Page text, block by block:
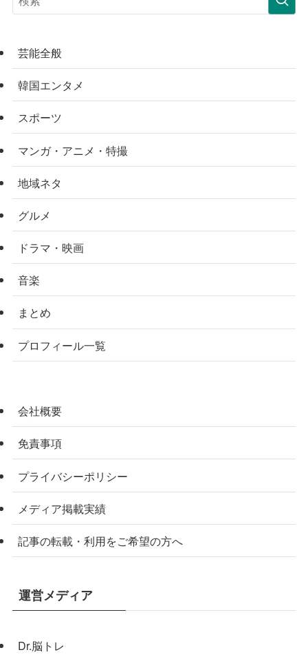
芸能全般
韓国エンタメ
スポーツ
マンガ・アニメ・特撮
地域ネタ
グルメ
ドラマ・映画
音楽
まとめ
プロフィール一覧
会社概要
免責事項
プライバシーポリシー
メディア掲載実績
記事の転載・利用をご希望の方へ
運営メディア
Dr.脳トレ